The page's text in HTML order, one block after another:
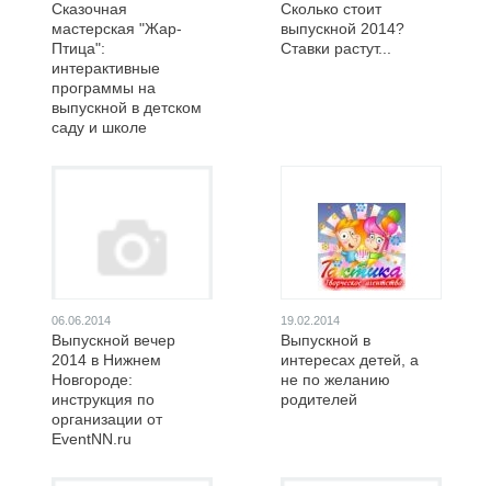
Сказочная
мастерская "Жар-
Птица":
интерактивные
программы на
выпускной в детском
саду и школе
Сколько стоит
выпускной 2014?
Ставки растут...
06.06.2014
Выпускной вечер
2014 в Нижнем
Новгороде:
инструкция по
организации от
EventNN.ru
19.02.2014
Выпускной в
интересах детей, а
не по желанию
родителей